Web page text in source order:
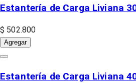
Estantería de Carga Liviana
$ 502.800
Agregar
Estantería de Carga Liviana